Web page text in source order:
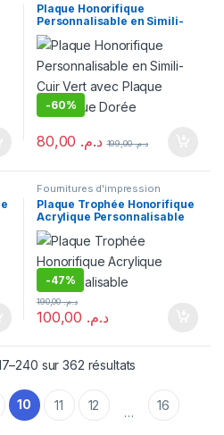
Plaque Honorifique
Personnalisable en Simili-
Cuir Vert avec Plaque
Métallique Dorée
-60%
د.م. د.م.199,00
Fournitures d'impression
Plaque Trophée Honorifique
Acrylique Personnalisable
-47%
د.م.
د.م.190,00
sur 362 résultats
10 11 12 … 16